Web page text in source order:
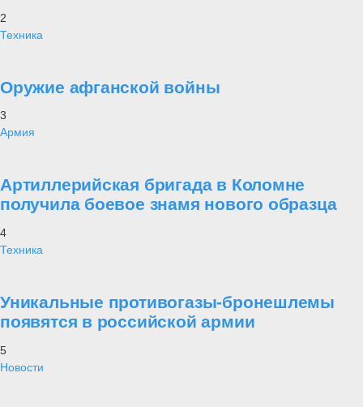
2
Техника
Оружие афганской войны
3
Армия
Артиллерийская бригада в Коломне
получила боевое знамя нового образца
4
Техника
Уникальные противогазы-бронешлемы
появятся в российской армии
5
Новости